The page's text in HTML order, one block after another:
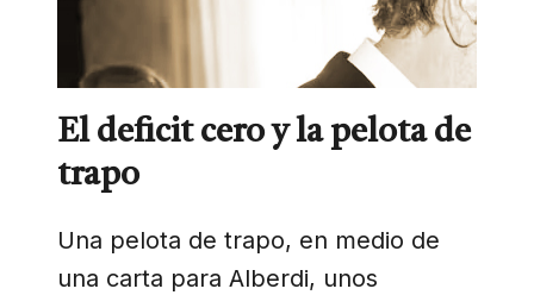
El deficit cero y la pelota de
trapo
Una pelota de trapo, en medio de
una carta para Alberdi, unos